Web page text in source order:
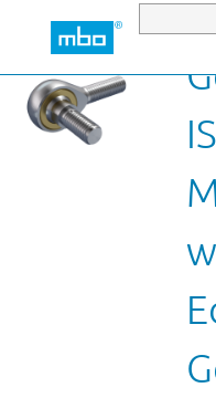
Zum Hauptinhalt springen